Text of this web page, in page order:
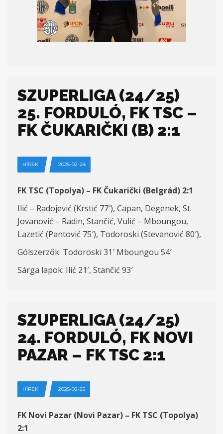
SZUPERLIGA (24/25)
25. FORDULÓ, FK TSC –
FK ČUKARIČKI (B) 2:1
HÍREK 2025-02-28
FK TSC (Topolya) – FK Čukarički (Belgrád) 2:1
Ilić – Radojević (Krstić 77′), Capan, Degenek, St.
Jovanović – Radin, Stančić, Vulić – Mboungou,
Lazetić (Pantović 75′), Todoroski (Stevanović 80′),
Gólszerzők: Todoroski 31′ Mboungou 54′
Sárga lapok: Ilić 21′, Stančić 93′
SZUPERLIGA (24/25)
24. FORDULÓ, FK NOVI
PAZAR – FK TSC 2:1
HÍREK 2025-02-25
FK Novi Pazar (Novi Pazar) – FK TSC (Topolya)
2:1